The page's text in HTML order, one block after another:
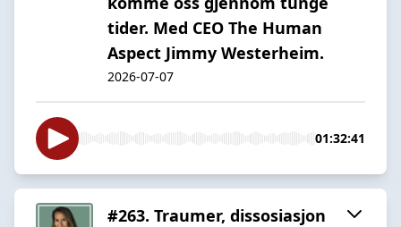
tider. Med CEO The Human
Aspect Jimmy Westerheim.
2026-07-07
01:32:41
#263. Traumer, dissosiasjon